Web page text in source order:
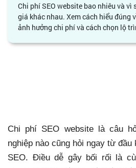
Chi phí SEO website bao nhiêu và vì
giá khác nhau. Xem cách hiểu đúng
ảnh hưởng chi phí và cách chọn lộ
Chi phí SEO website là câu
nghiệp nào cũng hỏi ngay từ
SEO. Điều dễ gây bối rối là